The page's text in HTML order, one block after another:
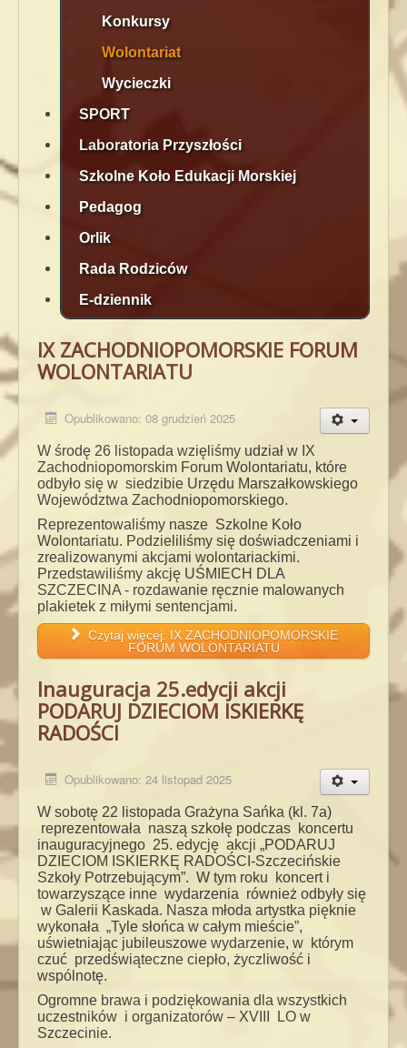
Konkursy
Wolontariat
Wycieczki
SPORT
Laboratoria Przyszłości
Szkolne Koło Edukacji Morskiej
Pedagog
Orlik
Rada Rodziców
E-dziennik
IX ZACHODNIOPOMORSKIE FORUM
WOLONTARIATU
Opublikowano: 08 grudzień 2025
W środę 26 listopada wzięliśmy udział w IX
Zachodniopomorskim Forum Wolontariatu, które
odbyło się w siedzibie Urzędu Marszałkowskiego
Województwa Zachodniopomorskiego.
Reprezentowaliśmy nasze Szkolne Koło
Wolontariatu. Podzieliliśmy się doświadczeniami i
zrealizowanymi akcjami wolontariackimi.
Przedstawiliśmy akcję UŚMIECH DLA
SZCZECINA - rozdawanie ręcznie malowanych
plakietek z miłymi sentencjami.
Czytaj więcej: IX ZACHODNIOPOMORSKIE
FORUM WOLONTARIATU
Inauguracja 25.edycji akcji
PODARUJ DZIECIOM ISKIERKĘ
RADOŚCI
Opublikowano: 24 listopad 2025
W sobotę 22 listopada Grażyna Sańka (kl. 7a)
reprezentowała naszą szkołę podczas koncertu
inauguracyjnego 25. edycję akcji „PODARUJ
DZIECIOM ISKIERKĘ RADOŚCI-Szczecińskie
Szkoły Potrzebującym”. W tym roku koncert i
towarzyszące inne wydarzenia również odbyły się
w Galerii Kaskada. Nasza młoda artystka pięknie
wykonała „Tyle słońca w całym mieście”,
uświetniając jubileuszowe wydarzenie, w którym
czuć przedświąteczne ciepło, życzliwość i
wspólnotę.
Ogromne brawa i podziękowania dla wszystkich
uczestników i organizatorów – XVIII LO w
Szczecinie.